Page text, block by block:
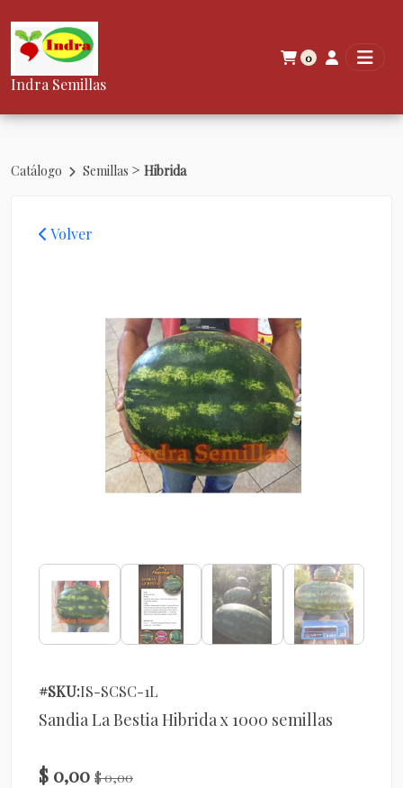
Indra Semillas
0
Catálogo Semillas > Hibrida
Volver
#SKU:IS-SCSC-1L
Sandia La Bestia Hibrida x 1000 semillas
$ 0,00 $ 0,00